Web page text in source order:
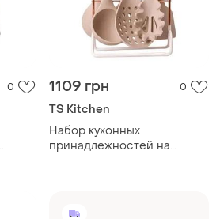
0 1109 грн 0
TS Kitchen
Набор кухонных
принадлежностей на